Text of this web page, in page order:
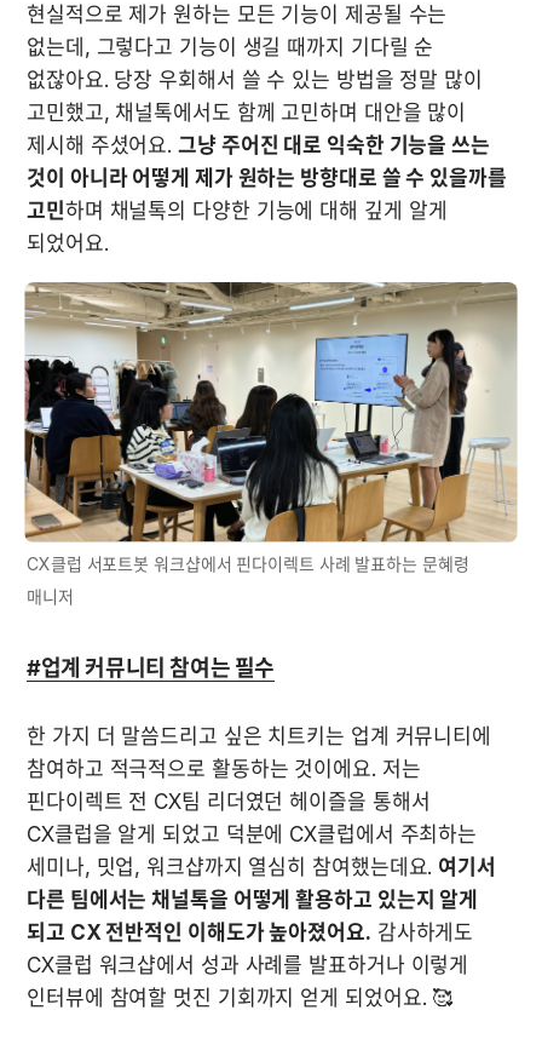
현실적으로 제가 원하는 모든 기능이 제공될 수는
없는데, 그렇다고 기능이 생길 때까지 기다릴 순
없잖아요. 당장 우회해서 쓸 수 있는 방법을 정말 많이
고민했고, 채널톡에서도 함께 고민하며 대안을 많이
제시해 주셨어요. 그냥 주어진 대로 익숙한 기능을 쓰는
것이 아니라 어떻게 제가 원하는 방향대로 쓸 수 있을까를
고민하며 채널톡의 다양한 기능에 대해 깊게 알게
되었어요.
CX클럽 서포트봇 워크샵에서 핀다이렉트 사례 발표하는 문혜령
매니저
#업계 커뮤니티 참여는 필수
한 가지 더 말씀드리고 싶은 치트키는 업계 커뮤니티에
참여하고 적극적으로 활동하는 것이에요. 저는
핀다이렉트 전 CX팀 리더였던 헤이즐을 통해서
CX클럽을 알게 되었고 덕분에 CX클럽에서 주최하는
세미나, 밋업, 워크샵까지 열심히 참여했는데요. 여기서
다른 팀에서는 채널톡을 어떻게 활용하고 있는지 알게
되고 CX 전반적인 이해도가 높아졌어요. 감사하게도
CX클럽 워크샵에서 성과 사례를 발표하거나 이렇게